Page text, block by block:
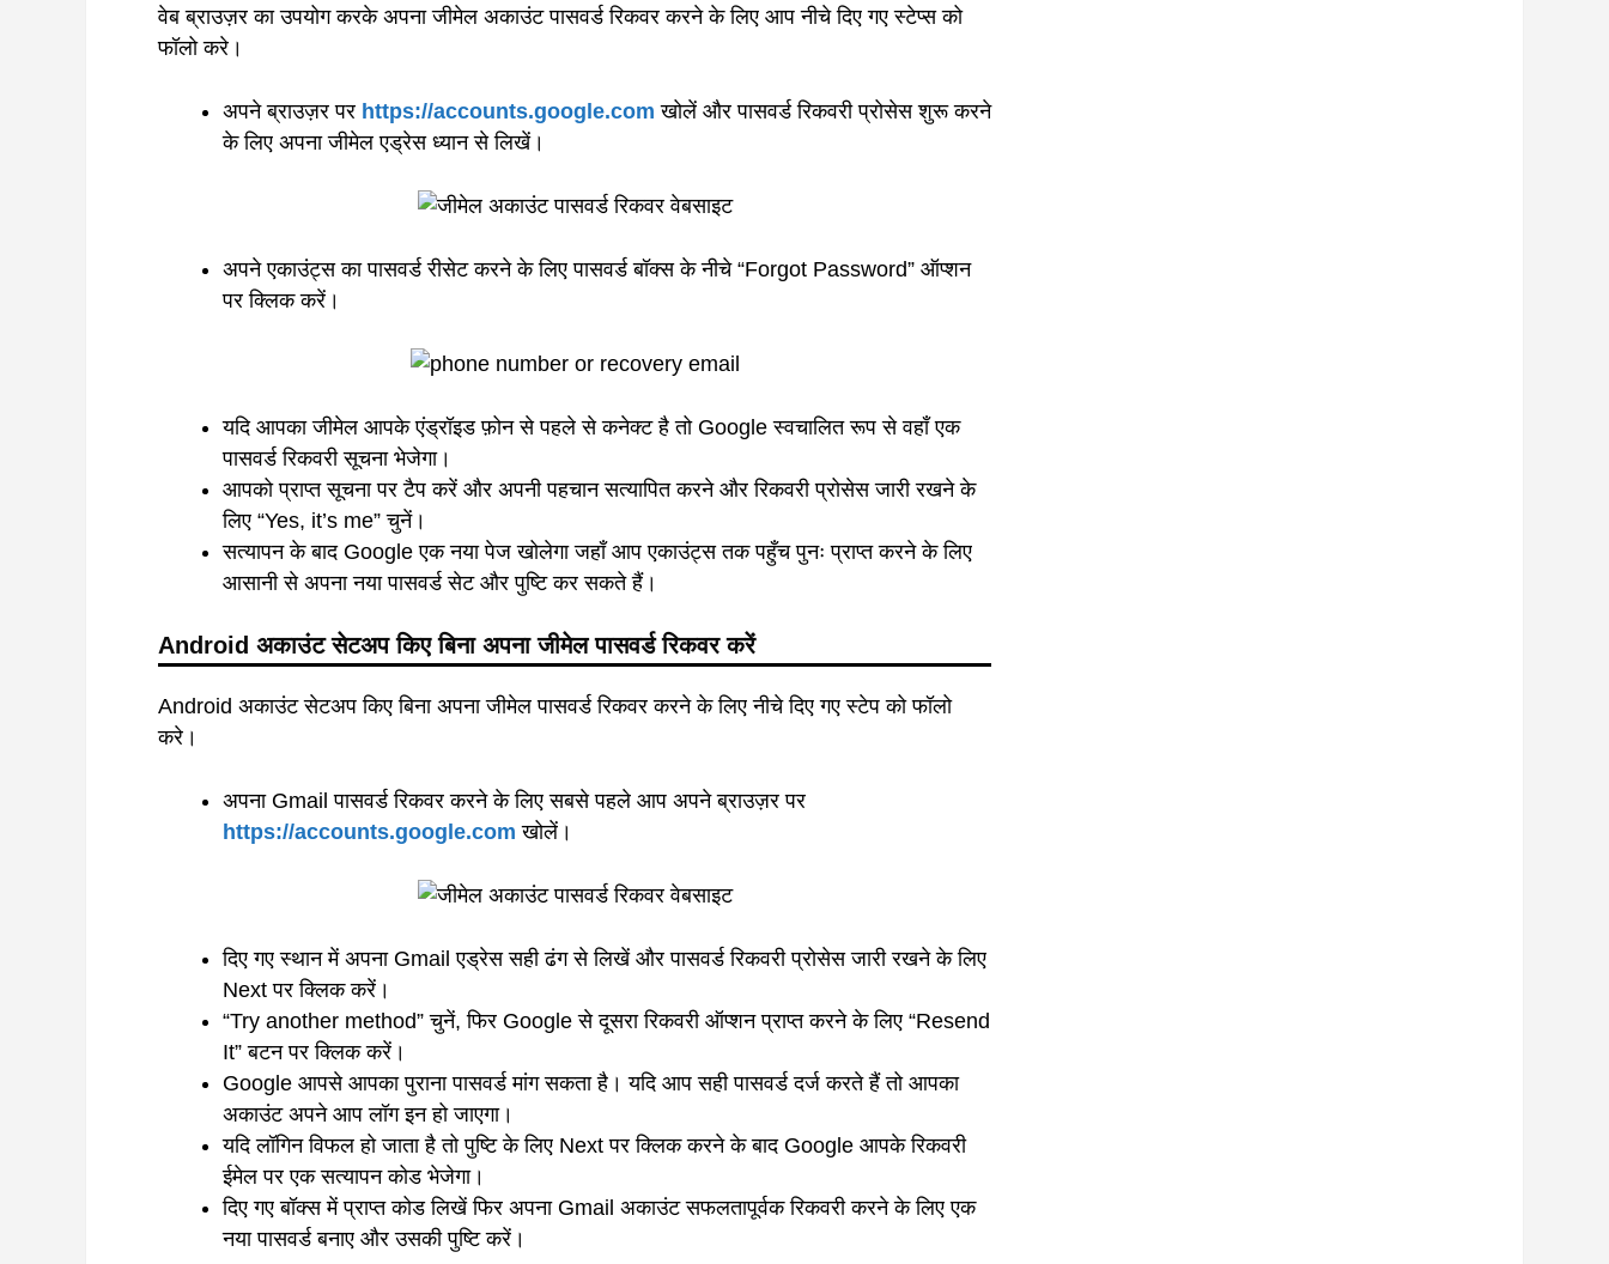
वेब ब्राउज़र का उपयोग करके अपना जीमेल अकाउंट पासवर्ड रिकवर करने के लिए आप नीचे दिए गए स्टेप्स को
फॉलो करे।
अपने ब्राउज़र पर https://accounts.google.com खोलें और पासवर्ड रिकवरी प्रोसेस शुरू करने
के लिए अपना जीमेल एड्रेस ध्यान से लिखें।
अपने एकाउंट्स का पासवर्ड रीसेट करने के लिए पासवर्ड बॉक्स के नीचे “Forgot Password” ऑप्शन
पर क्लिक करें।
यदि आपका जीमेल आपके एंड्रॉइड फ़ोन से पहले से कनेक्ट है तो Google स्वचालित रूप से वहाँ एक
पासवर्ड रिकवरी सूचना भेजेगा।
आपको प्राप्त सूचना पर टैप करें और अपनी पहचान सत्यापित करने और रिकवरी प्रोसेस जारी रखने के
लिए “Yes, it’s me” चुनें।
सत्यापन के बाद Google एक नया पेज खोलेगा जहाँ आप एकाउंट्स तक पहुँच पुनः प्राप्त करने के लिए
आसानी से अपना नया पासवर्ड सेट और पुष्टि कर सकते हैं।
Android अकाउंट सेटअप किए बिना अपना जीमेल पासवर्ड रिकवर करें
Android अकाउंट सेटअप किए बिना अपना जीमेल पासवर्ड रिकवर करने के लिए नीचे दिए गए स्टेप को फॉलो
करे।
अपना Gmail पासवर्ड रिकवर करने के लिए सबसे पहले आप अपने ब्राउज़र पर
https://accounts.google.com खोलें।
दिए गए स्थान में अपना Gmail एड्रेस सही ढंग से लिखें और पासवर्ड रिकवरी प्रोसेस जारी रखने के लिए
Next पर क्लिक करें।
“Try another method” चुनें, फिर Google से दूसरा रिकवरी ऑप्शन प्राप्त करने के लिए “Resend
It” बटन पर क्लिक करें।
Google आपसे आपका पुराना पासवर्ड मांग सकता है। यदि आप सही पासवर्ड दर्ज करते हैं तो आपका
अकाउंट अपने आप लॉग इन हो जाएगा।
यदि लॉगिन विफल हो जाता है तो पुष्टि के लिए Next पर क्लिक करने के बाद Google आपके रिकवरी
ईमेल पर एक सत्यापन कोड भेजेगा।
दिए गए बॉक्स में प्राप्त कोड लिखें फिर अपना Gmail अकाउंट सफलतापूर्वक रिकवरी करने के लिए एक
नया पासवर्ड बनाए और उसकी पुष्टि करें।